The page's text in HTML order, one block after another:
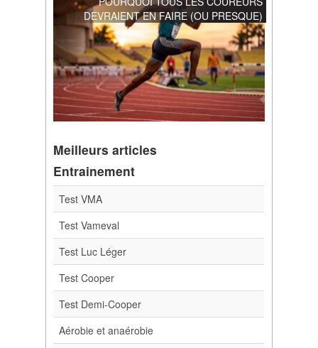
DEVRAIENT EN FAIRE (OU PRESQUE)
Meilleurs articles
Entrainement
Test VMA
Test Vameval
Test Luc Léger
Test Cooper
Test Demi-Cooper
Aérobie et anaérobie